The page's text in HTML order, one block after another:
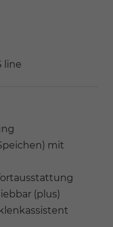
line
mit
(plus)